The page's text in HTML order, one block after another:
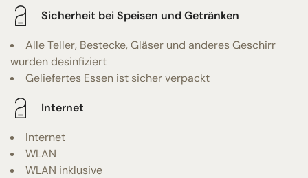
Sicherheit bei Speisen und Getränken
Alle Teller, Bestecke, Gläser und anderes Geschirr
wurden desinfiziert
Geliefertes Essen ist sicher verpackt
Internet
Internet
WLAN
WLAN inklusive